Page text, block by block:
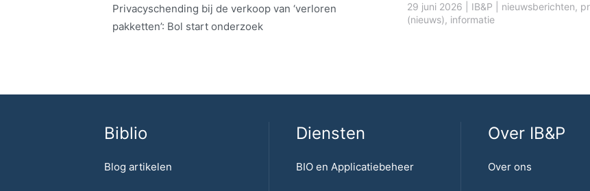
Privacyschending bij de verkoop van ‘verloren
pakketten’: Bol start onderzoek
29 juni 2026 IB&P nieuwsberichten,
(nieuws), informatie
Biblio
Blog artikelen
Diensten
BIO en Applicatiebeheer
Over IB&P
Over ons